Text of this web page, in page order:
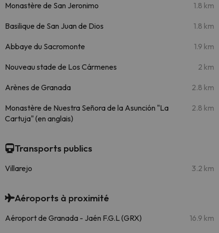
Monastère de San Jeronimo 1.8 km
Basilique de San Juan de Dios 1.8 km
Abbaye du Sacromonte 1.9 km
Nouveau stade de Los Cármenes 2 km
Arènes de Granada 2.8 km
Monastère de Nuestra Señora de la Asunción "La
Cartuja" (en anglais)
2.8 km
Transports publics
Villarejo 3.2 km
Aéroports à proximité
Aéroport de Granada - Jaén F.G.L (GRX) 16.9 km